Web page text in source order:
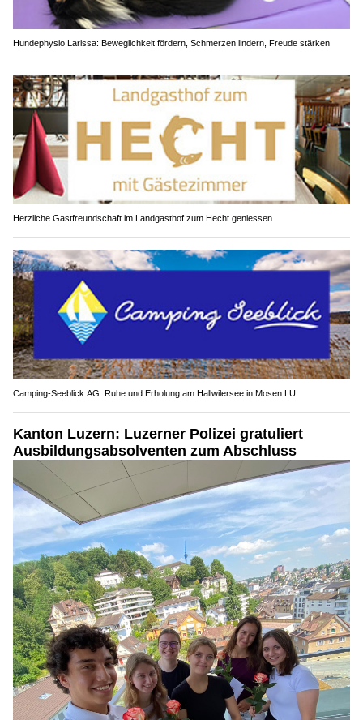
Hundephysio Larissa: Beweglichkeit fördern, Schmerzen lindern, Freude stärken
Herzliche Gastfreundschaft im Landgasthof zum Hecht geniessen
Camping-Seeblick AG: Ruhe und Erholung am Hallwilersee in Mosen LU
Kanton Luzern: Luzerner Polizei gratuliert
Ausbildungsabsolventen zum Abschluss